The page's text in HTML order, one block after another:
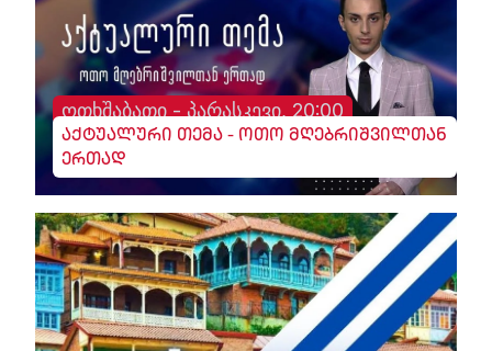
ოთხშაბათი - პარასკევი, 20:00
აქტუალური თემა - ოთო მღებრიშვილთან
ერთად